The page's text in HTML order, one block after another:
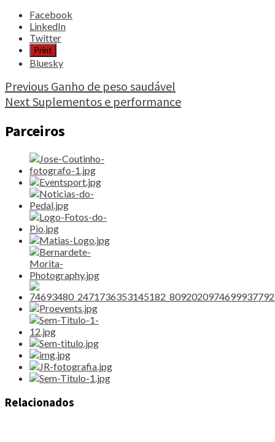
Share
post
"Perda
no
Desportista"
Facebook
LinkedIn
Twitter
Print
Bluesky
Continue
Reading
Previous Ganho de peso saudável
NextSuplementos e performance
Parceiros
Relacionados